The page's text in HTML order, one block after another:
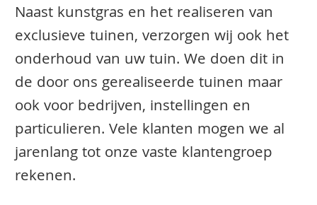
Naast kunstgras en het realiseren van
exclusieve tuinen, verzorgen wij ook het
onderhoud van uw tuin. We doen dit in
de door ons gerealiseerde tuinen maar
ook voor bedrijven, instellingen en
particulieren. Vele klanten mogen we al
jarenlang tot onze vaste klantengroep
rekenen.